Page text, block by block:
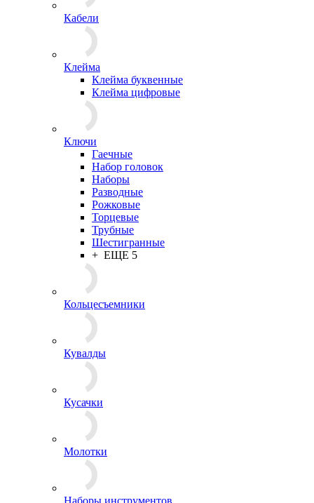
Кабели
Клейма
Клейма буквенные
Клейма цифровые
Ключи
Гаечные
Набор головок
Наборы
Разводные
Рожковые
Торцевые
Трубные
Шестигранные
+ ЕЩЕ 5
Кольцесъемники
Кувалды
Кусачки
Молотки
Наборы инструментов